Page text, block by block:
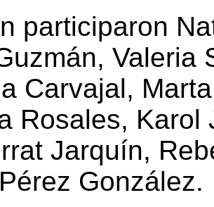
participaron
Valeria
Carvajal,
Rosales, Karol
Jarquín,
González.